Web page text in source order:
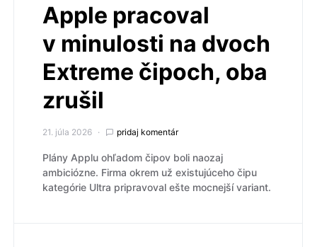
Apple pracoval
v minulosti na dvoch
Extreme čipoch, oba
zrušil
21. júla 2026 pridaj komentár
Plány Applu ohľadom čipov boli naozaj
ambiciózne. Firma okrem už existujúceho čipu
kategórie Ultra pripravoval ešte mocnejší variant.